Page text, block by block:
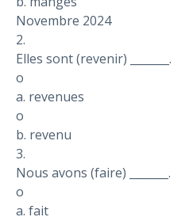
Novembre 2024
2.
Elles sont (revenir) _______.
o
a. revenues
o
b. revenu
3.
Nous avons (faire) _______.
o
a. fait